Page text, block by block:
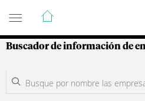
Guía de Empresas
Buscador de información de